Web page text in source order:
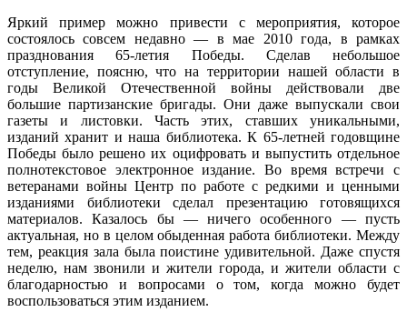
Яркий пример можно привести с мероприятия, которое
состоялось совсем недавно — в мае 2010 года, в рамках
празднования 65-летия Победы. Сделав небольшое
отступление, поясню, что на территории нашей области в
годы Великой Отечественной войны действовали две
большие партизанские бригады. Они даже выпускали свои
газеты и листовки. Часть этих, ставших уникальными,
изданий хранит и наша библиотека. К 65-летней годовщине
Победы было решено их оцифровать и выпустить отдельное
полнотекстовое электронное издание. Во время встречи с
ветеранами войны Центр по работе с редкими и ценными
изданиями библиотеки сделал презентацию готовящихся
материалов. Казалось бы — ничего особенного — пусть
актуальная, но в целом обыденная работа библиотеки. Между
тем, реакция зала была поистине удивительной. Даже спустя
неделю, нам звонили и жители города, и жители области с
благодарностью и вопросами о том, когда можно будет
воспользоваться этим изданием.